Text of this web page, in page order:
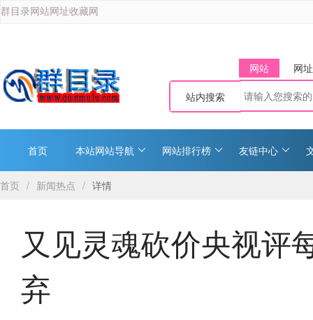
群目录网站网址收藏网
网站 网址
站内搜索
首页 本站网站导航 网站排行榜 友链中心
首页 / 新闻热点 / 详情
又见灵魂砍价央视评
弃